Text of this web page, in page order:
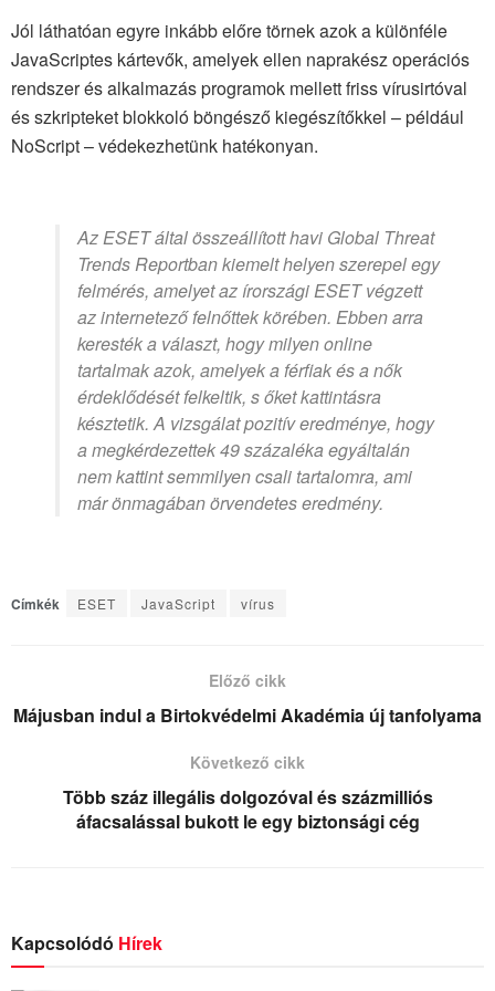
Jól láthatóan egyre inkább előre törnek azok a különféle
JavaScriptes kártevők, amelyek ellen naprakész operációs
rendszer és alkalmazás programok mellett friss vírusirtóval
és szkripteket blokkoló böngésző kiegészítőkkel – például
NoScript – védekezhetünk hatékonyan.
Az ESET által összeállított havi Global Threat
Trends Reportban kiemelt helyen szerepel egy
felmérés, amelyet az írországi ESET végzett
az internetező felnőttek körében. Ebben arra
keresték a választ, hogy milyen online
tartalmak azok, amelyek a férfiak és a nők
érdeklődését felkeltik, s őket kattintásra
késztetik. A vizsgálat pozitív eredménye, hogy
a megkérdezettek 49 százaléka egyáltalán
nem kattint semmilyen csali tartalomra, ami
már önmagában örvendetes eredmény.
Címkék ESET JavaScript vírus
Előző cikk
Májusban indul a Birtokvédelmi Akadémia új tanfolyama
Következő cikk
Több száz illegális dolgozóval és százmilliós
áfacsalással bukott le egy biztonsági cég
Kapcsolódó Hírek